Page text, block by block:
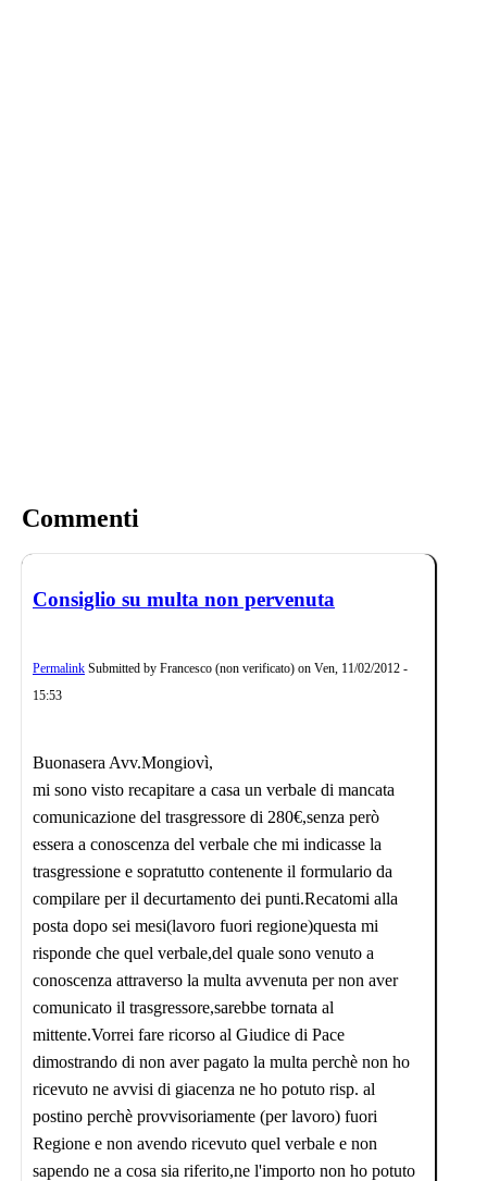
Commenti
Consiglio su multa non pervenuta
Permalink Submitted by Francesco (non verificato) on Ven, 11/02/2012 -
15:53
Buonasera Avv.Mongiovì,
mi sono visto recapitare a casa un verbale di mancata
comunicazione del trasgressore di 280€,senza però
essera a conoscenza del verbale che mi indicasse la
trasgressione e sopratutto contenente il formulario da
compilare per il decurtamento dei punti.Recatomi alla
posta dopo sei mesi(lavoro fuori regione)questa mi
risponde che quel verbale,del quale sono venuto a
conoscenza attraverso la multa avvenuta per non aver
comunicato il trasgressore,sarebbe tornata al
mittente.Vorrei fare ricorso al Giudice di Pace
dimostrando di non aver pagato la multa perchè non ho
ricevuto ne avvisi di giacenza ne ho potuto risp. al
postino perchè provvisoriamente (per lavoro) fuori
Regione e non avendo ricevuto quel verbale e non
sapendo ne a cosa sia riferito,ne l'importo non ho potuto